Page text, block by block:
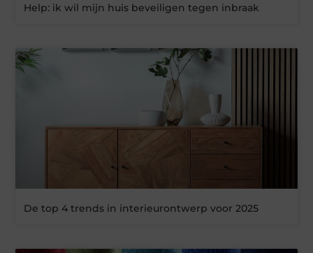
Help: ik wil mijn huis beveiligen tegen inbraak
De top 4 trends in interieurontwerp voor 2025